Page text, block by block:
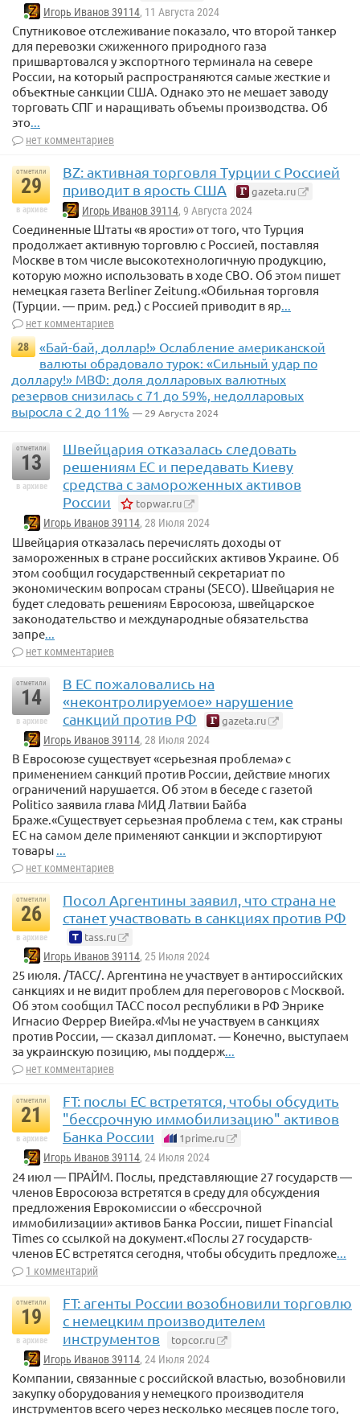
Игорь Иванов 39114, 11 Августа 2024
Спутниковое отслеживание показало, что второй танкер
для перевозки сжиженного природного газа
пришвартовался у экспортного терминала на севере
России, на который распространяются самые жесткие и
объектные санкции США. Однако это не мешает заводу
торговать СПГ и наращивать объемы производства. Об
это...
нет комментариев
отметили
29
в архиве
BZ: активная торговля Турции с Россией
приводит в ярость США
gazeta.ru
Игорь Иванов 39114, 9 Августа 2024
Соединенные Штаты «в ярости» от того, что Турция
продолжает активную торговлю с Россией, поставляя
Москве в том числе высокотехнологичную продукцию,
которую можно использовать в ходе СВО. Об этом пишет
немецкая газета Berliner Zeitung.«Обильная торговля
(Турции. — прим. ред.) с Россией приводит в яр...
нет комментариев
28
«Бай-бай, доллар!» Ослабление американской
валюты обрадовало турок: «Сильный удар по
доллару!» МВФ: доля долларовых валютных
резервов снизилась с 71 до 59%, недолларовых
выросла с 2 до 11% — 29 Августа 2024
отметили
13
в архиве
Швейцария отказалась следовать
решениям ЕС и передавать Киеву
средства с замороженных активов
России
topwar.ru
Игорь Иванов 39114, 28 Июля 2024
Швейцария отказалась перечислять доходы от
замороженных в стране российских активов Украине. Об
этом сообщил государственный секретариат по
экономическим вопросам страны (SECO). Швейцария не
будет следовать решениям Евросоюза, швейцарское
законодательство и международные обязательства
запре
нет комментариев
отметили
14
в архиве
В ЕС пожаловались на
«неконтролируемое» нарушение
санкций против РФ
gazeta.ru
Игорь Иванов 39114, 28 Июля 2024
В Евросоюзе существует «серьезная проблема» с
применением санкций против России, действие многих
ограничений нарушается. Об этом в беседе с газетой
Politico заявила глава МИД Латвии Байба
Браже.«Существует серьезная проблема с тем, как страны
ЕС на самом деле применяют санкции и экспортируют
товары ...
нет комментариев
отметили
26
в архиве
Посол Аргентины заявил, что страна не
станет участвовать в санкциях против РФ
tass.ru
Игорь Иванов 39114, 25 Июля 2024
25 июля. /ТАСС/. Аргентина не участвует в антироссийских
санкциях и не видит проблем для переговоров с Москвой.
Об этом сообщил ТАСС посол республики в РФ Энрике
Игнасио Феррер Виейра.«Мы не участвуем в санкциях
против России, — сказал дипломат. — Конечно, выступаем
за украинскую позицию, мы поддерж...
нет комментариев
отметили
21
в архиве
FT: послы ЕС встретятся, чтобы обсудить
"бессрочную иммобилизацию" активов
Банка России
1prime.ru
Игорь Иванов 39114, 24 Июля 2024
24 июл — ПРАЙМ. Послы, представляющие 27 государств —
членов Евросоюза встретятся в среду для обсуждения
предложения Еврокомиссии о «бессрочной
иммобилизации» активов Банка России, пишет Financial
Times со ссылкой на документ.«Послы 27 государств-
членов ЕС встретятся сегодня, чтобы обсудить предложе
1 комментарий
отметили
19
в архиве
FT: агенты России возобновили торговлю
с немецким производителем
инструментов
topcor.ru
Игорь Иванов 39114, 24 Июля 2024
Компании, связанные с российской властью, возобновили
закупку оборудования у немецкого производителя
инструментов всего через несколько месяцев после того,